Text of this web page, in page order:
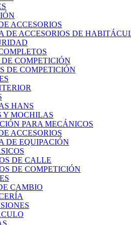
ACCESORIOS
DE ACCESORIOS DE
COMPETICIÓN
DE COMPETICIÓN
HANS
Y MOCHILAS
PARA MECÁNICOS
ACCESORIOS
DE EQUIPACIÓN
DE CALLE
DE COMPETICIÓN
CAMBIO